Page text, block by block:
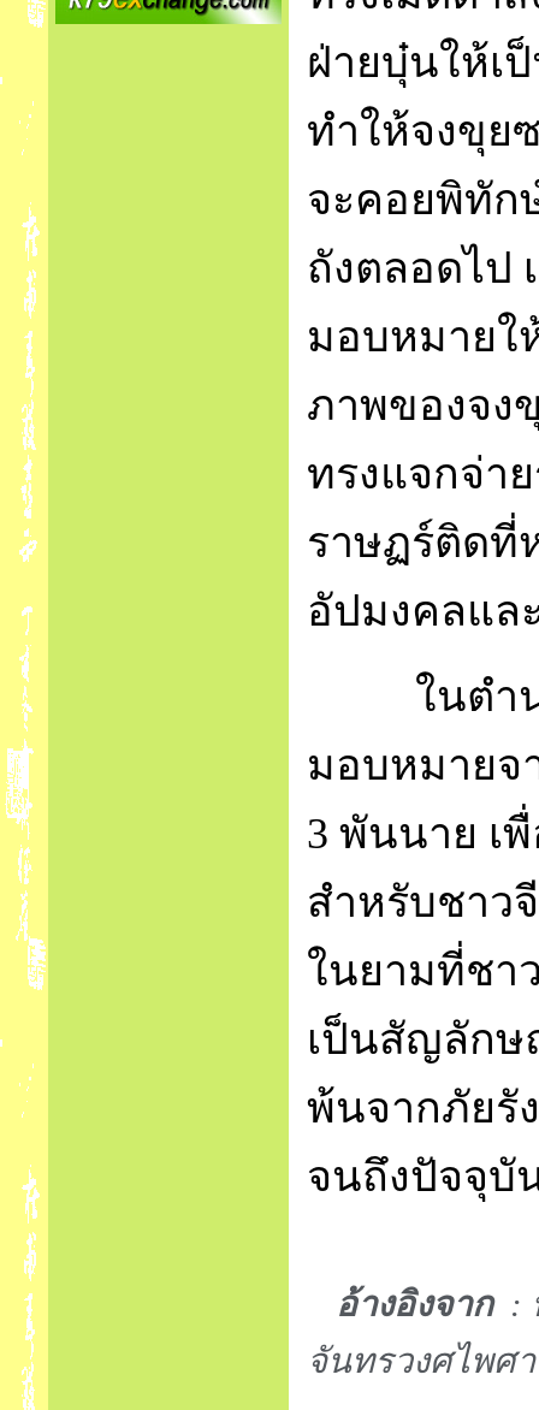
ฝ่ายบุ๋นให้เ
ทำให้จงขุย
จะคอยพิทัก
ถังตลอดไป
มอบหมายใ
ภาพของจง
ทรงแจกจ่า
ราษฏร์ติดที่
อัปมงคลแล
ในตำ
มอบหมายจ
3 พันนาย เ
สำหรับชาว
ในยามที่ชา
เป็นสัญลักษ
พ้นจากภัยรั
จนถึงปัจจุบั
อ้างอิงจาก :
จันทรวงศไพศ